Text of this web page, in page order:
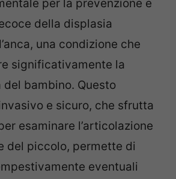
per la prevenzione e
della displasia
una condizione che
significativamente la
bambino. Questo
e sicuro, che sfrutta
esaminare l’articolazione
del piccolo, permette di
eventuali